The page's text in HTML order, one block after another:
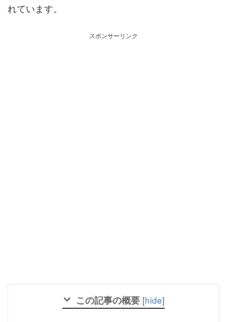
れています。
スポンサーリンク
この記事の概要 [hide]